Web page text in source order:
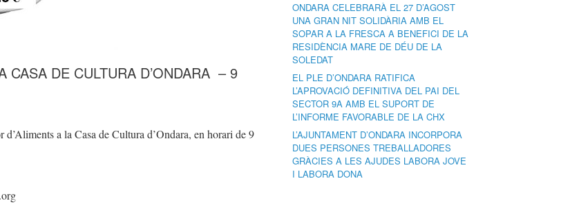
CASA DE CULTURA D’ONDARA – 9
a la Casa de Cultura d’Ondara, en horari de 9
ONDARA CELEBRARÀ EL 27 D’AGOST
UNA GRAN NIT SOLIDÀRIA AMB EL
SOPAR A LA FRESCA A BENEFICI DE LA
RESIDÈNCIA MARE DE DÉU DE LA
SOLEDAT
EL PLE D’ONDARA RATIFICA
L’APROVACIÓ DEFINITIVA DEL PAI DEL
SECTOR 9A AMB EL SUPORT DE
L’INFORME FAVORABLE DE LA CHX
L’AJUNTAMENT D’ONDARA INCORPORA
DUES PERSONES TREBALLADORES
GRÀCIES A LES AJUDES LABORA JOVE
I LABORA DONA